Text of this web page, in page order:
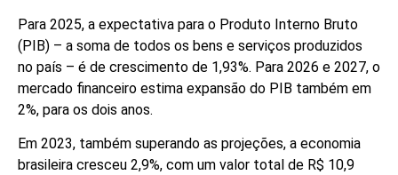
Para 2025, a expectativa para o Produto Interno Bruto
(PIB) – a soma de todos os bens e serviços produzidos
no país – é de crescimento de 1,93%. Para 2026 e 2027, o
mercado financeiro estima expansão do PIB também em
2%, para os dois anos.
Em 2023, também superando as projeções, a economia
brasileira cresceu 2,9%, com um valor total de R$ 10,9